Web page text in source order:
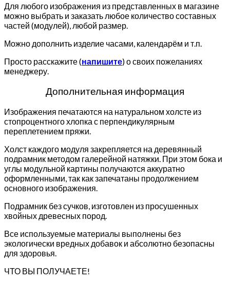
Для любого изображения из представленных в магазине
можно выбрать и заказать любое количество составных
частей (модулей), любой размер.
Можно дополнить изделие часами, календарём и т.п.
Просто расскажите (напишите) о своих пожеланиях
менеджеру.
Дополнительная информация
Изображения печатаются на натуральном холсте из
стопроцентного хлопка с перпендикулярным
переплетением пряжи.
Холст каждого модуля закрепляется на деревянный
подрамник методом галерейной натяжки. При этом бока и
углы модульной картины получаются аккуратно
оформленными, так как запечатаны продолжением
основного изображения.
Подрамник без сучков, изготовлен из просушенных
хвойных древесных пород.
Все используемые материалы выполнены без
экологически вредных добавок и абсолютно безопасны
для здоровья.
ЧТО ВЫ ПОЛУЧАЕТЕ!